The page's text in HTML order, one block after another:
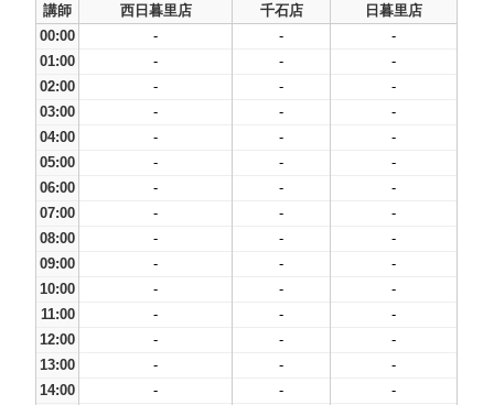
講師
西日暮里店 千石店
日暮里店
00:00
- -
-
01:00
- -
-
02:00
- -
-
03:00
- -
-
04:00
- -
-
05:00
- -
-
06:00
- -
-
07:00
- -
-
08:00
- -
-
09:00
- -
-
10:00
- -
-
11:00
- -
-
12:00
- -
-
13:00
- -
-
14:00
- -
-